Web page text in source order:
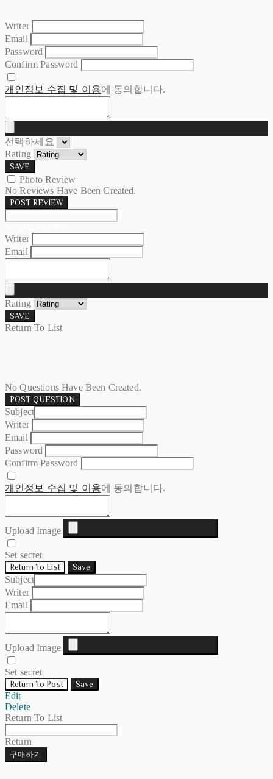
Writer
Email
Password
Confirm Password
개인정보 수집 및 이용에 동의합니다.
선택하세요
Rating
SAVE
Photo Review
No Reviews Have Been Created.
POST REVIEW
Writer
Email
Rating
SAVE
Return To List
No Questions Have Been Created.
POST QUESTION
Subject
Writer
Email
Password
Confirm Password
개인정보 수집 및 이용에 동의합니다.
Upload Image
Set secret
Return To List Save
Subject
Writer
Email
Upload Image
Set secret
Return To Post Save
Edit
Delete
Return To List
Return
구매하기